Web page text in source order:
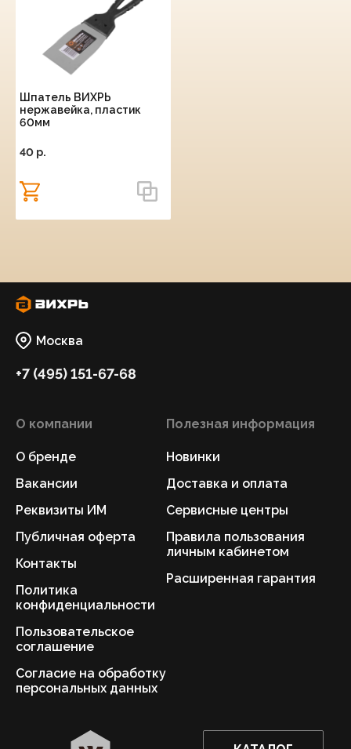
Шпатель ВИХРЬ
нержавейка, пластик
60мм
40 p.
Москва
+7 (495) 151-67-68
О компании
О бренде
Вакансии
Реквизиты ИМ
Публичная оферта
Контакты
Политика
конфиденциальности
Пользовательское
соглашение
Согласие на обработку
персональных данных
Полезная информация
Новинки
Доставка и оплата
Сервисные центры
Правила пользования
личным кабинетом
Расширенная гарантия